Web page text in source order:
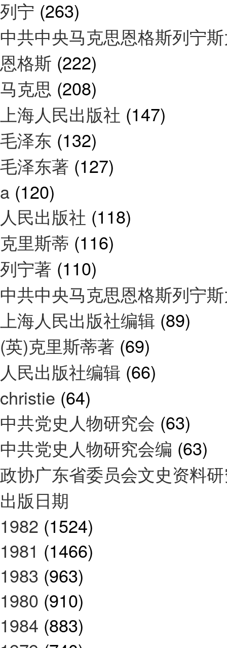
列宁 (263)
中共中央马克思恩格斯列宁
恩格斯 (222)
马克思 (208)
上海人民出版社 (147)
毛泽东 (132)
毛泽东著 (127)
a (120)
人民出版社 (118)
克里斯蒂 (116)
列宁著 (110)
中共中央马克思恩格斯列宁
上海人民出版社编辑 (89)
(英)克里斯蒂著 (69)
人民出版社编辑 (66)
christie (64)
中共党史人物研究会 (63)
中共党史人物研究会编 (63)
政协广东省委员会文史资料
出版日期
1982 (1524)
1981 (1466)
1983 (963)
1980 (910)
1984 (883)